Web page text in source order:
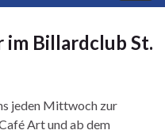
Billardclub St.
jeden Mittwoch zur
Art und ab dem